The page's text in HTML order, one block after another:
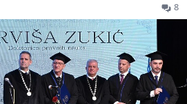
8